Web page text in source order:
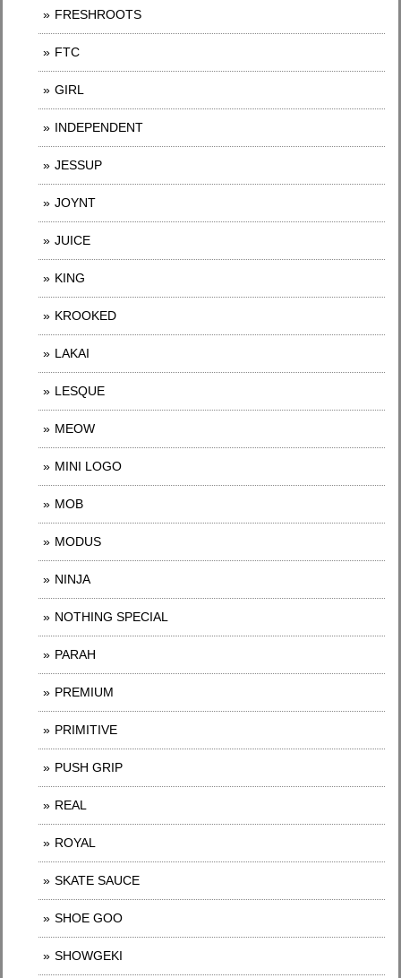
FRESHROOTS
FTC
GIRL
INDEPENDENT
JESSUP
JOYNT
JUICE
KING
KROOKED
LAKAI
LESQUE
MEOW
MINI LOGO
MOB
MODUS
NINJA
NOTHING SPECIAL
PARAH
PREMIUM
PRIMITIVE
PUSH GRIP
REAL
ROYAL
SKATE SAUCE
SHOE GOO
SHOWGEKI